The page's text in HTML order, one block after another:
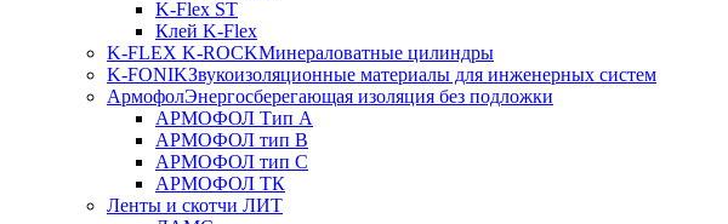
K-Flex ST
Клей K-Flex
K-FLEX K-ROCKМинераловатные цилиндры
K-FONIKЗвукоизоляционные материалы для инженерных систем
АрмофолЭнергосберегающая изоляция без подложки
АРМОФОЛ Тип А
АРМОФОЛ тип В
АРМОФОЛ тип C
АРМОФОЛ ТК
Ленты и скотчи ЛИТ